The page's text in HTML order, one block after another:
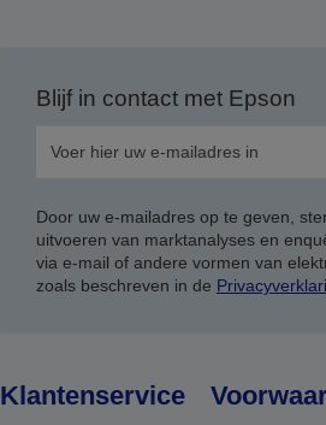
Blijf in contact met Epson
Door uw e-mailadres op te geven,
uitvoeren van marktanalyses en
via e-mail of andere vormen van
zoals beschreven in de
Klantenservice